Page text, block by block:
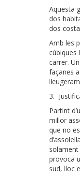
Aquesta
dos
dos
Amb les
cúbiques
carrer.
façanes
3.-
Partint
millor
que no
provoca
sud, lloc